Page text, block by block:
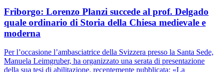
Friborgo: Lorenzo Planzi succede al prof. Delgado
quale ordinario di Storia della Chiesa medievale e
moderna
Per l’occasione l’ambasciatrice della Svizzera presso la Santa Sede,
Manuela Leimgruber, ha organizzato una serata di presentazione
della sua tesi di abilitazione, recentemente pubblicata: «La